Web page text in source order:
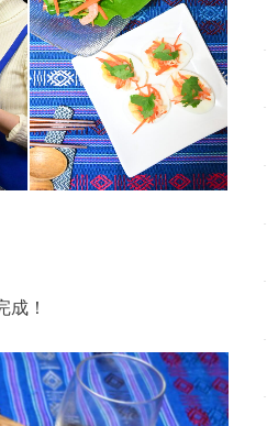
！